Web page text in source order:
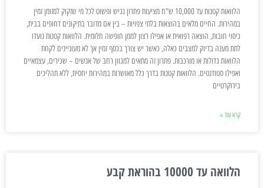
הלוואות קטנות עד 10,000 ש"ח מציעות פתרון נגיש ופשוט לכל מי שזקוק למזומן זמין
במהירות. החיים מלאים בהוצאות בלתי צפויות – בין אם מדובר בתיקונים דחופים בבית,
כיסוי חובות, הוצאה רפואית או אפילו רצון לממן חופשה חלומית. הלוואות קטנות נועדו
לתת מענה בדיוק למצבים כאלה, כאשר יש צורך בכסף זמין אך לא מעוניינים לקחת
הלוואות גדולות או מורכבות. פתרון זה מתאים למגוון רחב של אנשים – שכירים, עצמאיים
ואפילו סטודנטים. הלוואות קטנות בדרך כלל מאושרות במהירות יחסית, ללא תהליכים
בירוקרטיים
קרא עוד »
הלוואה עד 10000 בהוראת קבע